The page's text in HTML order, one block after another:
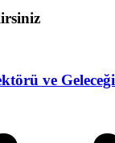
ve Geleceği